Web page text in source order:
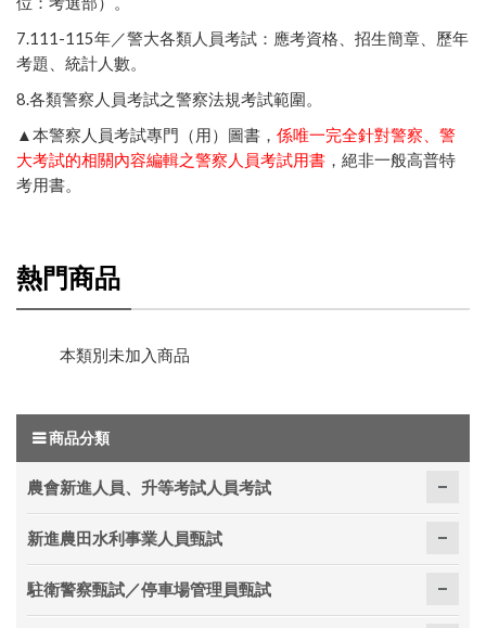
7.111-115年／警大各類人員考試：應考資格、招生簡章、歷年
考題、統計人數。
8.各類警察人員考試之警察法規考試範圍。
▲本警察人員考試專門（用）圖書， 係唯一完全針對警察、警
大考試的相關內容編輯之警察人員考試用書 ，絕非一般高普特
考用書。
熱門商品
本類別未加入商品
商品分類
農會新進人員、升等考試人員考試
新進農田水利事業人員甄試
駐衛警察甄試／停車場管理員甄試